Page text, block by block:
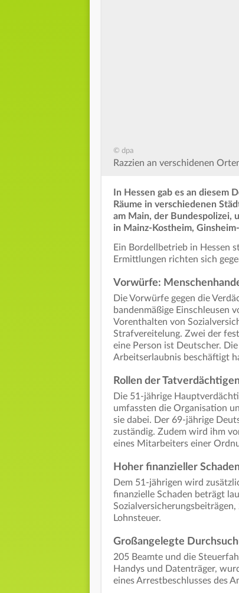
© dpa
Razzien an verschidenen
In Hessen gab es an diesem
Räume in verschiedenen
am Main, der Bundespolizei,
in Mainz-Kostheim,
Ein Bordellbetrieb in Hessen
Ermittlungen richten sich
Vorwürfe:
Die Vorwürfe gegen die
bandenmäßige Einschleusen
Vorenthalten von
Strafvereitelung. Zwei der
eine Person ist Deutscher.
Arbeitserlaubnis beschäftigt
Rollen der Tatverdächtigen
Die 51-jährige
umfassten die Organisation
sie dabei. Der 69-jährige
zuständig. Zudem wird ihm
eines Mitarbeiters einer
Hoher finanzieller
Dem 51-jährigen wird
finanzielle Schaden beträgt
Lohnsteuer.
Großangelegte
205 Beamte und die
Handys und Datenträger,
eines Arrestbeschlusses des